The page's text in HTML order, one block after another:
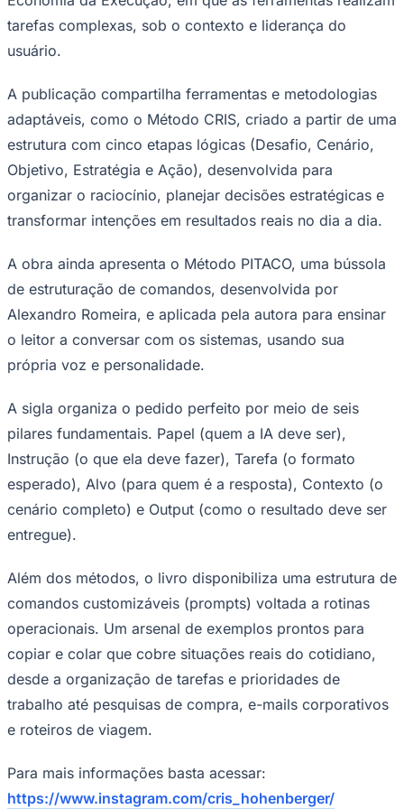
Corinthians
tarefas complexas, sob o contexto e liderança do
usuário.
A publicação compartilha ferramentas e metodologias
adaptáveis, como o Método CRIS, criado a partir de uma
estrutura com cinco etapas lógicas (Desafio, Cenário,
Objetivo, Estratégia e Ação), desenvolvida para
organizar o raciocínio, planejar decisões estratégicas e
transformar intenções em resultados reais no dia a dia.
A obra ainda apresenta o Método PITACO, uma bússola
de estruturação de comandos, desenvolvida por
Alexandro Romeira, e aplicada pela autora para ensinar
o leitor a conversar com os sistemas, usando sua
própria voz e personalidade.
A sigla organiza o pedido perfeito por meio de seis
pilares fundamentais. Papel (quem a IA deve ser),
Instrução (o que ela deve fazer), Tarefa (o formato
esperado), Alvo (para quem é a resposta), Contexto (o
cenário completo) e Output (como o resultado deve ser
entregue).
Além dos métodos, o livro disponibiliza uma estrutura de
comandos customizáveis (prompts) voltada a rotinas
operacionais. Um arsenal de exemplos prontos para
copiar e colar que cobre situações reais do cotidiano,
desde a organização de tarefas e prioridades de
trabalho até pesquisas de compra, e-mails corporativos
e roteiros de viagem.
Para mais informações basta acessar:
https://www.instagram.com/cris_hohenberger/